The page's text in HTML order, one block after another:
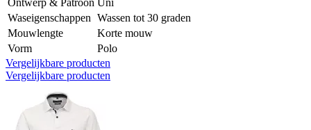
Waseigenschappen Wassen tot 30 graden
Mouwlengte
Korte mouw
Vorm
Polo
Vergelijkbare producten
Vergelijkbare producten